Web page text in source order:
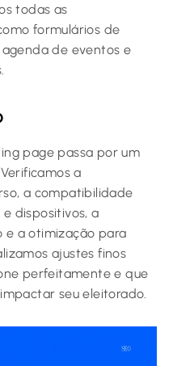
todas as
formulários de
de eventos e
page passa por um
a
a compatibilidade
dispositivos, a
e a otimização para
ajustes finos
perfeitamente e que
seu eleitorado.